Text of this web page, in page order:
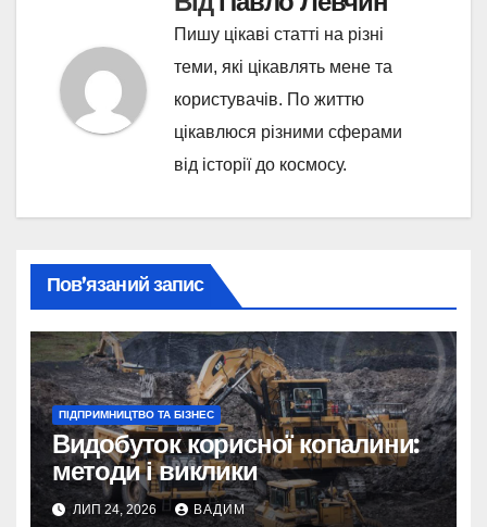
Пишу цікаві статті на різні
теми, які цікавлять мене та
користувачів. По життю
цікавлюся різними сферами
від історії до космосу.
Пов’язаний запис
ПІДПРИМНИЦТВО ТА БІЗНЕС
Видобуток корисної копалини:
методи і виклики
ЛИП 24, 2026 ВАДИМ